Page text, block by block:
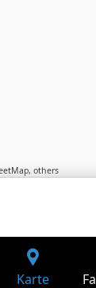
, others
Karte